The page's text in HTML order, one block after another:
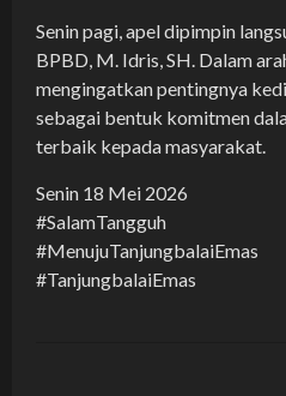
Senin pagi, apel dipimpin
BPBD, M. Idris, SH. Dalam
mengingatkan pentingnya
sebagai bentuk komitmen
terbaik kepada masyarakat.
Senin 18 Mei 2026
#SalamTangguh
#MenujuTanjungbalaiEmas
#TanjungbalaiEmas